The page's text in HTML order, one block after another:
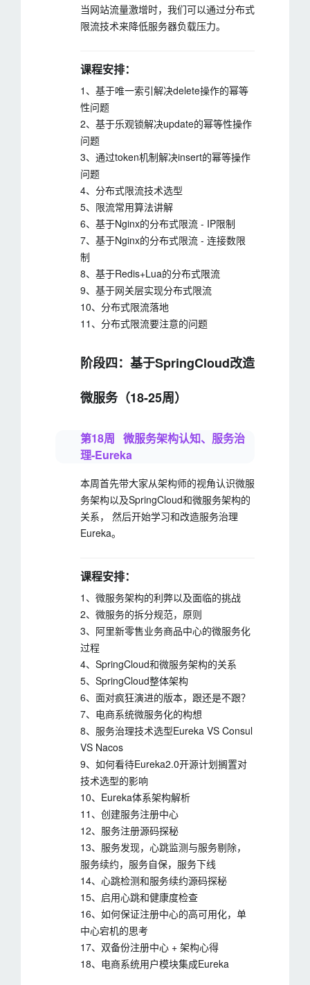
当网站流量激增时，我们可以通过分布式
限流技术来降低服务器负载压力。
课程安排：
1、基于唯一索引解决delete操作的幂等
性问题
2、基于乐观锁解决update的幂等性操作
问题
3、通过token机制解决insert的幂等操作
问题
4、分布式限流技术选型
5、限流常用算法讲解
6、基于Nginx的分布式限流 - IP限制
7、基于Nginx的分布式限流 - 连接数限
制
8、基于Redis+Lua的分布式限流
9、基于网关层实现分布式限流
10、分布式限流落地
11、分布式限流要注意的问题
阶段四：基于SpringCloud改造
微服务（18-25周）
第18周 微服务架构认知、服务治
理-Eureka
本周首先带大家从架构师的视角认识微服
务架构以及SpringCloud和微服务架构的
关系， 然后开始学习和改造服务治理
Eureka。
课程安排：
1、微服务架构的利弊以及面临的挑战
2、微服务的拆分规范，原则
3、阿里新零售业务商品中心的微服务化
过程
4、SpringCloud和微服务架构的关系
5、SpringCloud整体架构
6、面对疯狂演进的版本，跟还是不跟？
7、电商系统微服务化的构想
8、服务治理技术选型Eureka VS Consul
VS Nacos
9、如何看待Eureka2.0开源计划搁置对
技术选型的影响
10、Eureka体系架构解析
11、创建服务注册中心
12、服务注册源码探秘
13、服务发现，心跳监测与服务剔除，
服务续约，服务自保，服务下线
14、心跳检测和服务续约源码探秘
15、启用心跳和健康度检查
16、如何保证注册中心的高可用化，单
中心宕机的思考
17、双备份注册中心 + 架构心得
18、电商系统用户模块集成Eureka